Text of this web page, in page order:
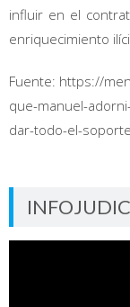
influir en el
enriquecimiento
Fuente: https://
que-manuel-
dar-todo-el-